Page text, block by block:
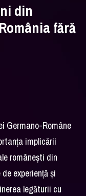
din
fără
Germano-Române
implicării
românești din
experiență și
legăturii cu